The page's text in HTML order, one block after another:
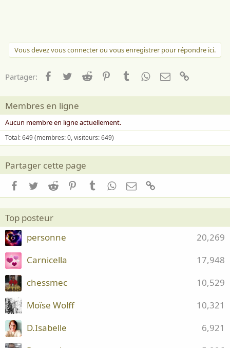
Vous devez vous connecter ou vous enregistrer pour répondre ici.
Partager: Facebook
TwitterReddit PinterestTumblrWhatsApp
Email
Membres en ligne
Aucun membre en ligne actuellement.
Total: 649 (membres: 0, visiteurs: 649)
Partager cette page
Facebook
TwitterReddit PinterestTumblrWhatsApp
Email
Top posteur
20,269
personne
17,948
Carnicella
10,529
chessmec
10,321
Moïse Wolff
6,921
D.Isabelle